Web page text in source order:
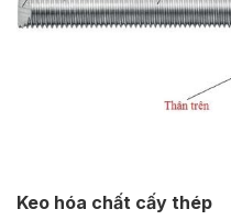
Keo hóa chất cấy thép